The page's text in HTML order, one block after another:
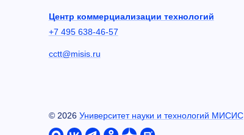
Центр коммерциализации технологий
+7 495 638-46-57
cctt@misis.ru
© 2026 Университет науки и технологий МИСИС